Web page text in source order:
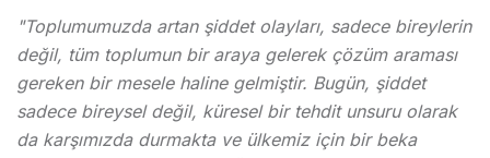
"Toplumumuzda artan şiddet olayları, sadece bireylerin
değil, tüm toplumun bir araya gelerek çözüm araması
gereken bir mesele haline gelmiştir. Bugün, şiddet
sadece bireysel değil, küresel bir tehdit unsuru olarak
da karşımızda durmakta ve ülkemiz için bir beka